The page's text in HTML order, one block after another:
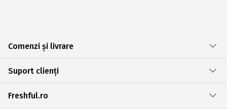
Comenzi și livrare
Suport clienți
Freshful.ro